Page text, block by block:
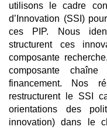
utilisons le cadre
d’Innovation (SSI)
ces PIP. Nous
structurent ces
composante
composante
financement. Nos
restructurent le SSI
orientations des
innovation) dans le